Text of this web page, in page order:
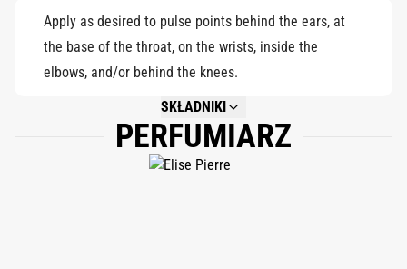
Apply as desired to pulse points behind the ears, at
the base of the throat, on the wrists, inside the
elbows, and/or behind the knees.
SKŁADNIKI
NOT AVAILABLE.
PERFUMIARZ